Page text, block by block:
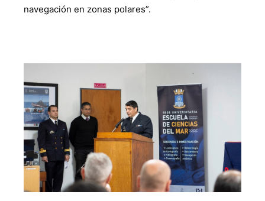
navegación en zonas polares”.